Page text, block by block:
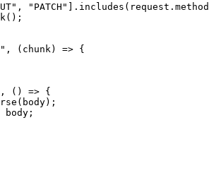
(chunk) => {
() => {
body;